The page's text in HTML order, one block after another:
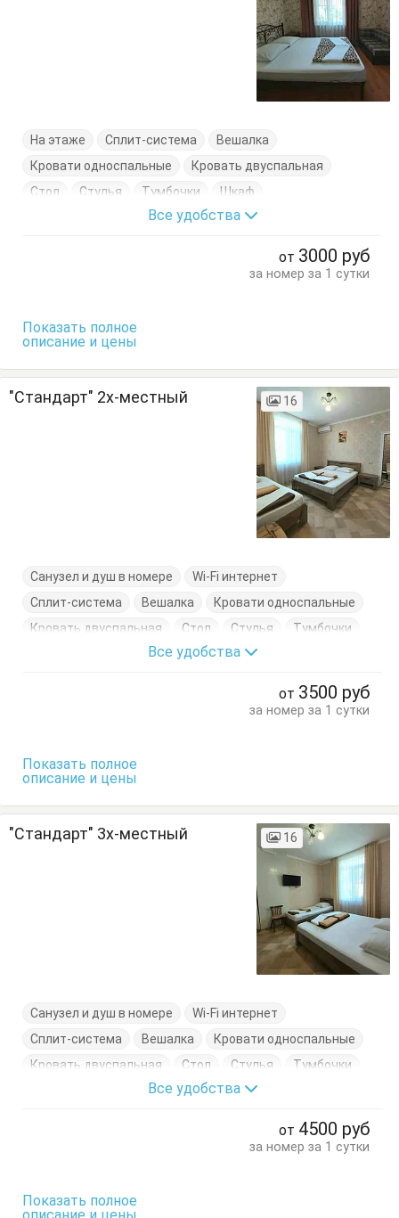
На этаже Сплит-система
Вешалка
Кровати односпальные
Кровать двуспальная
Стол
Стулья Тумбочки Шкаф
Все удобства
от 3000 руб
за номер за 1 сутки
Показать полное
описание и цены
"Стандарт" 2х-местный 16
Санузел и душ в номере
Wi-Fi интернет
Сплит-система
Вешалка
Кровати односпальные
Кровать двуспальная
Стол Стулья
Тумбочки
Все удобства
от 3500 руб
за номер за 1 сутки
Показать полное
описание и цены
"Стандарт" 3х-местный 16
Санузел и душ в номере
Wi-Fi интернет
Сплит-система
Вешалка
Кровати односпальные
Кровать двуспальная
Стол Стулья
Тумбочки
Все удобства
от 4500 руб
за номер за 1 сутки
Показать полное